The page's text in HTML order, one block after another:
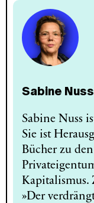
Sabine Nuss
Sabine Nuss
Sie ist
Bücher zu
Kapitalismus.
»Der